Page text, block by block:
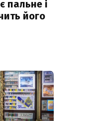
пальне і
його